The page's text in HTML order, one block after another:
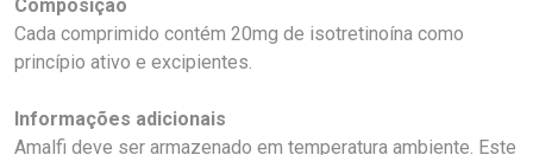
Composição
Cada comprimido contém 20mg de isotretinoína como
princípio ativo e excipientes.
Informações adicionais
Amalfi deve ser armazenado em temperatura ambiente. Este